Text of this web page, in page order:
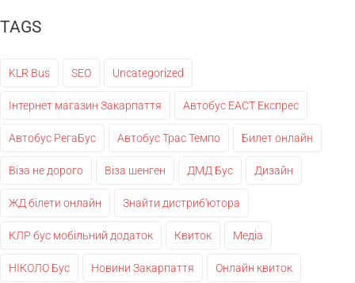
TAGS
KLR Bus SEO Uncategorized
Інтернет магазин Закарпаття Автобус ЕАСТ Експрес
Автобус РегаБус Автобус Трас Темпо Билет онлайн
Віза не дорого Віза шенген ДМД Бус Дизайн
ЖД білети онлайн Знайти дистриб'ютора
КЛР бус мобільний додаток Квиток Медіа
НІКОЛО Бус Новини Закарпаття Онлайн квиток